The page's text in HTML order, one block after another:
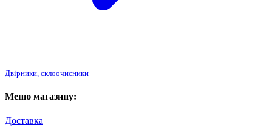
Двірники, склоочисники
Меню магазину:
Доставка